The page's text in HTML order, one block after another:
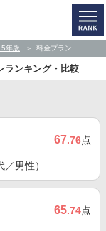
年版 料金プラン
ランキング・比較
67.76点
男性）
65.74点